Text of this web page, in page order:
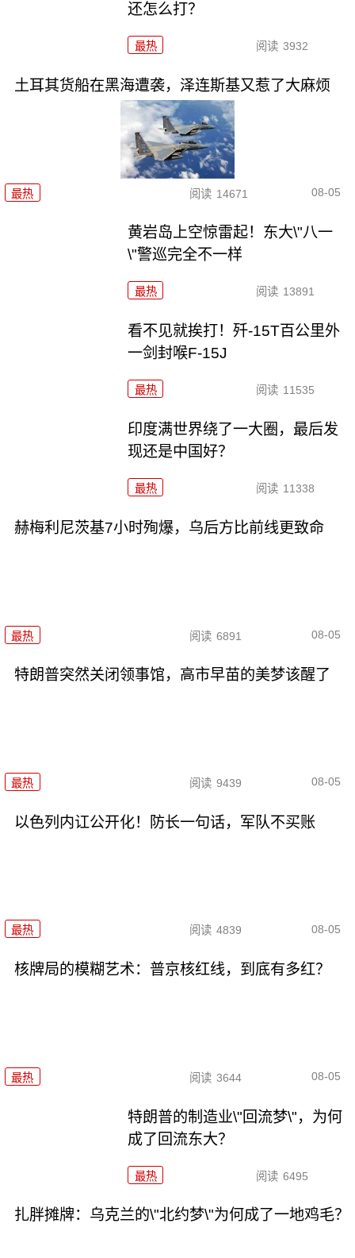
还怎么打？
最热 阅读 3932
土耳其货船在黑海遭袭，泽连斯基又惹了大麻烦
最热 阅读 14671 08-05
黄岩岛上空惊雷起！东大\"八一
\"警巡完全不一样
最热 阅读 13891
看不见就挨打！歼-15T百公里外
一剑封喉F-15J
最热 阅读 11535
印度满世界绕了一大圈，最后发
现还是中国好？
最热 阅读 11338
赫梅利尼茨基7小时殉爆，乌后方比前线更致命
最热 阅读 6891 08-05
特朗普突然关闭领事馆，高市早苗的美梦该醒了
最热 阅读 9439 08-05
以色列内讧公开化！防长一句话，军队不买账
最热 阅读 4839 08-05
核牌局的模糊艺术：普京核红线，到底有多红？
最热 阅读 3644 08-05
特朗普的制造业\"回流梦\"，为何
成了回流东大？
最热 阅读 6495
扎胖摊牌：乌克兰的\"北约梦\"为何成了一地鸡毛？